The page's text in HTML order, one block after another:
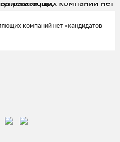
компаний нет «кандидатов